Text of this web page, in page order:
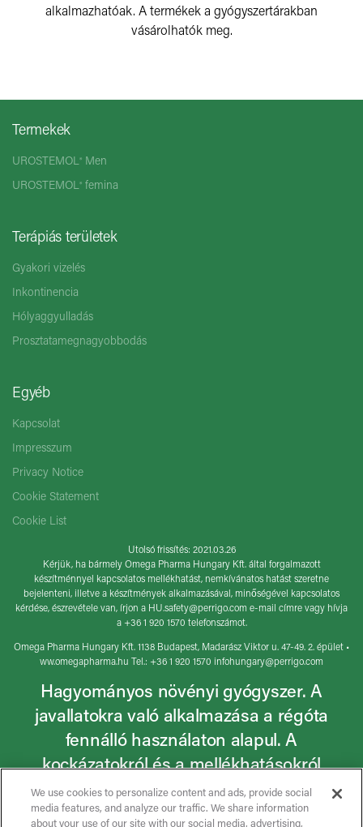
alkalmazhatóak. A termékek a gyógyszertárakban
vásárolhatók meg.
Termekek
UROSTEMOL® Men
UROSTEMOL® femina
Terápiás területek
Gyakori vizelés
Inkontinencia
Hólyaggyulladás
Prosztatamegnagyobbodás
Egyéb
Kapcsolat
Impresszum
Privacy Notice
Cookie Statement
Cookie List
Utolsó frissítés: 2021.03.26
Kérjük, ha bármely Omega Pharma Hungary Kft. által forgalmazott
készítménnyel kapcsolatos mellékhatást, nemkívánatos hatást szeretne
bejelenteni, illetve a készítmények alkalmazásával, minőségével kapcsolatos
kérdése, észrevétele van, írjon a HU.safety@perrigo.com e-mail címre vagy hívja
a +36 1 920 1570 telefonszámot.
Omega Pharma Hungary Kft. 1138 Budapest, Madarász Viktor u. 47-49. 2. épület •
ww.omegapharma.hu Tel.: +36 1 920 1570 infohungary@perrigo.com
Hagyományos növényi gyógyszer. A
javallatokra való alkalmazása a régóta
fennálló használaton alapul. A
kockázatokról és a mellékhatásokról
olvassa el a betegtájékoztatót, vagy
kérdezze meg kezelőorvosát,
We use cookies to personalize content and ads, provide social
media features, and analyze our traffic. We share information
about your use of our site with our social media, advertising,